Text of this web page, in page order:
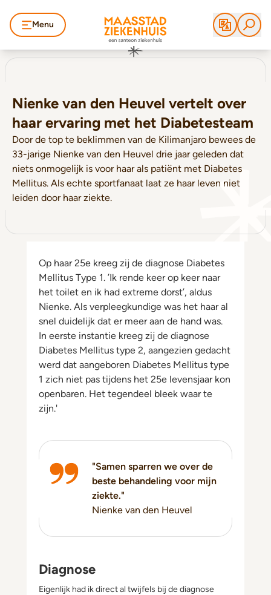
Menu
Nienke van den Heuvel vertelt over
haar ervaring met het Diabetesteam
Door de top te beklimmen van de Kilimanjaro bewees de
33-jarige Nienke van den Heuvel drie jaar geleden dat
niets onmogelijk is voor haar als patiënt met Diabetes
Mellitus. Als echte sportfanaat laat ze haar leven niet
leiden door haar ziekte.
Op haar 25e kreeg zij de diagnose Diabetes
Mellitus Type 1. ’Ik rende keer op keer naar
het toilet en ik had extreme dorst’, aldus
Nienke. Als verpleegkundige was het haar al
snel duidelijk dat er meer aan de hand was.
In eerste instantie kreeg zij de diagnose
Diabetes Mellitus type 2, aangezien gedacht
werd dat aangeboren Diabetes Mellitus type
1 zich niet pas tijdens het 25e levensjaar kon
openbaren. Het tegendeel bleek waar te
zijn.'
"Samen sparren we over de
beste behandeling voor mijn
ziekte."
Nienke van den Heuvel
Diagnose
Eigenlijk had ik direct al twijfels bij de diagnose